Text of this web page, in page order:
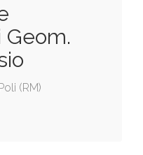
Geom.
(RM)